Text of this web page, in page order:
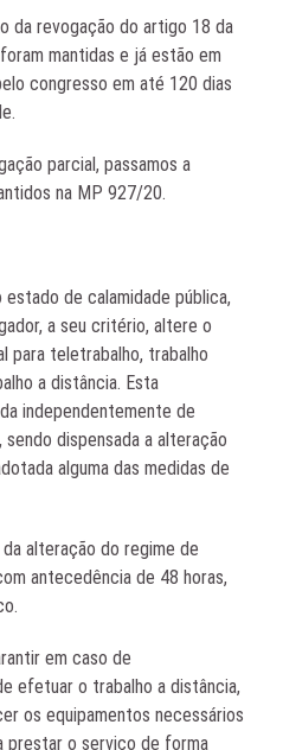
da revogação do artigo 18 da
mantidas e já estão em
congresso em até 120 dias
parcial, passamos a
na MP 927/20.
de calamidade pública,
a seu critério, altere o
para teletrabalho, trabalho
a distância. Esta
independentemente de
dispensada a alteração
alguma das medidas de
alteração do regime de
antecedência de 48 horas,
em caso de
efetuar o trabalho a distância,
os equipamentos necessários
prestar o serviço de forma